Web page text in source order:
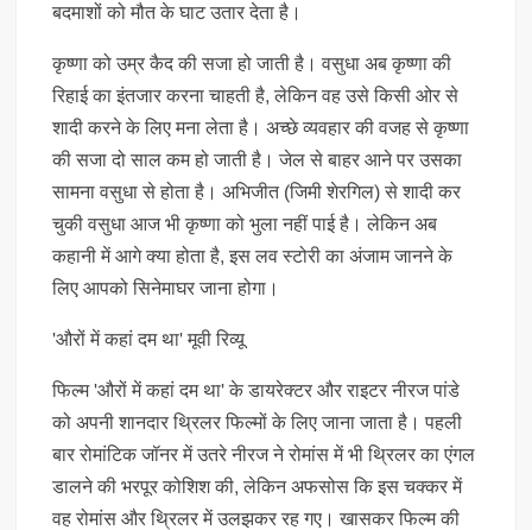
बदमाशों को मौत के घाट उतार देता है।
कृष्णा को उम्र कैद की सजा हो जाती है। वसुधा अब कृष्णा की
रिहाई का इंतजार करना चाहती है, लेकिन वह उसे किसी ओर से
शादी करने के लिए मना लेता है। अच्छे व्यवहार की वजह से कृष्णा
की सजा दो साल कम हो जाती है। जेल से बाहर आने पर उसका
सामना वसुधा से होता है। अभिजीत (जिमी शेरगिल) से शादी कर
चुकी वसुधा आज भी कृष्णा को भुला नहीं पाई है। लेकिन अब
कहानी में आगे क्‍या होता है, इस लव स्टोरी का अंजाम जानने के
लिए आपको सिनेमाघर जाना होगा।
'औरों में कहां दम था' मूवी रिव्‍यू
फिल्म 'औरों में कहां दम था' के डायरेक्टर और राइटर नीरज पांडे
को अपनी शानदार थ्रिलर फिल्मों के लिए जाना जाता है। पहली
बार रोमांटिक जॉनर में उतरे नीरज ने रोमांस में भी थ्रिलर का एंगल
डालने की भरपूर कोशिश की, लेकिन अफसोस कि इस चक्कर में
वह रोमांस और थ्रिलर में उलझकर रह गए। खासकर फिल्म की